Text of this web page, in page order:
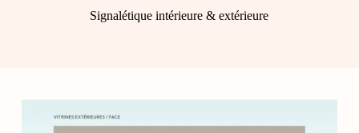
Signalétique intérieure & extérieure